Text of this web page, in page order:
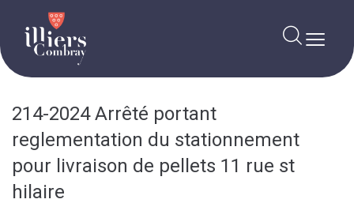
214-2024 Arrêté portant
reglementation du stationnement
pour livraison de pellets 11 rue st
hilaire